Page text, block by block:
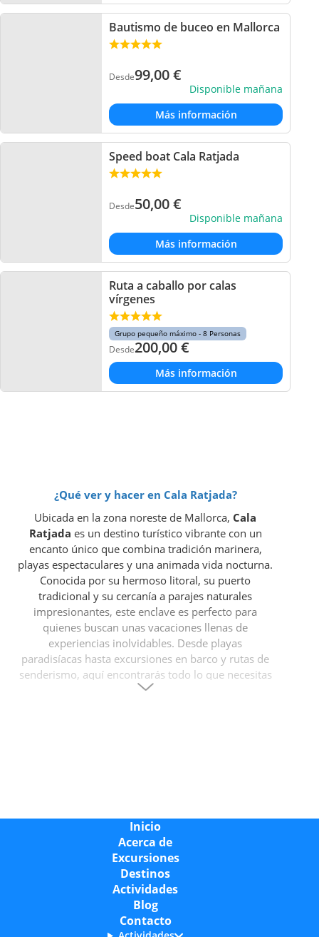
Bautismo de buceo en Mallorca
Desde99,00€
Disponible mañana
Más información
Speed boat Cala Ratjada
Desde50,00€
Disponible mañana
Más información
Ruta a caballo por calas
vírgenes
Grupo pequeño máximo - 8 Personas
Desde200,00€
Más información
¿Qué ver y hacer en Cala Ratjada?
Ubicada en la zona noreste de Mallorca, Cala
Ratjada es un destino turístico vibrante con un
encanto único que combina tradición marinera,
playas espectaculares y una animada vida nocturna.
Conocida por su hermoso litoral, su puerto
tradicional y su cercanía a parajes naturales
impresionantes, este enclave es perfecto para
quienes buscan unas vacaciones llenas de
experiencias inolvidables. Desde playas
paradisíacas hasta excursiones en barco y rutas de
senderismo, aquí encontrarás todo lo que necesitas
para disfrutar al máximo de tu estancia.
imprescindible una visita alFaro de Cala Ratjada
desde donde se pueden contemplar impresionantes
vistas al mar y, en días despejados, la silueta de
Menorca en el horizonte. También te aconsejamos
Talaia de Son Jaumellun lugar destacado
por sus vistas y su ruta de senderismo. Para una
inmersión en la historia local, el
Inicio
Acerca de
Excursiones
Destinos
Actividades
Blog
Contacto